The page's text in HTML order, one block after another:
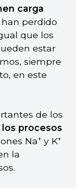
carga
han perdido
que los
estar
siempre
en este
de los
procesos
Na+y K+
la